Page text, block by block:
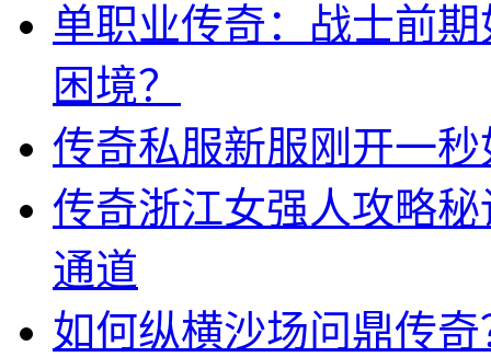
单职业传奇：战士前
困境？
传奇私服新服刚开一
传奇浙江女强人攻略
通道
如何纵横沙场问鼎传